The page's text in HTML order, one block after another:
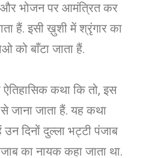
और भोजन पर आमंत्रित कर
हैं. इसी ख़ुशी में श्रृंगार का
को बाँटा जाता हैं.
कथा कि तो, इस
जाना जाता हैं. यह कथा
दिनों दुल्ला भट्टी पंजाब
का नायक कहा जाता था.